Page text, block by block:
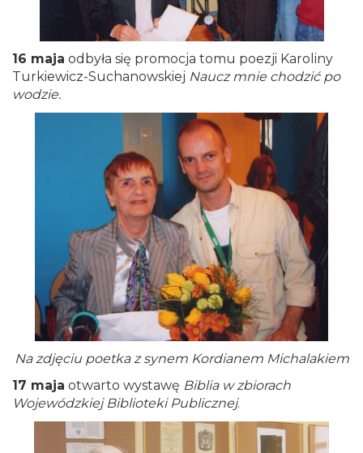
16 maja odbyła się promocja tomu poezji Karoliny
Turkiewicz-Suchanowskiej Naucz mnie chodzić po
wodzie.
Na zdjęciu poetka z synem Kordianem Michalakiem
17 maja otwarto wystawę Biblia w zbiorach
Wojewódzkiej Biblioteki Publicznej.